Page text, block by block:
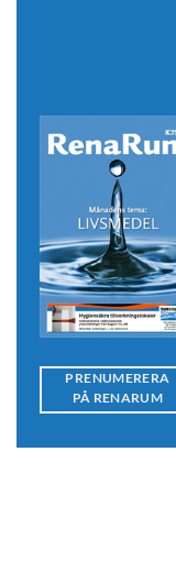
PRENUMERERA
PÅ RENARUM